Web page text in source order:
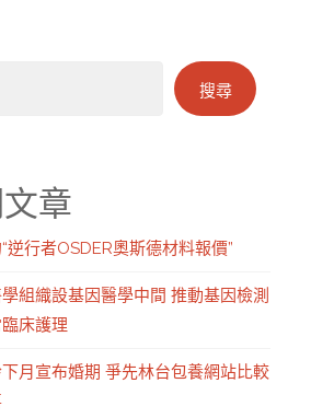
搜尋
章
逆行者OSDER奧斯德材料報價”
組織設基因醫學中間 推動基因檢測
床護理
月宣布婚期 爭先林台包養網站比較